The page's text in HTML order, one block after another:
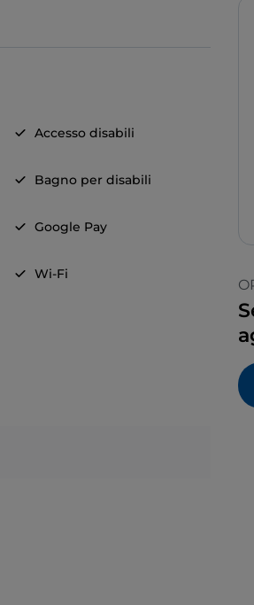
Accesso disabili
Bagno per disabili
Google Pay
Wi-Fi